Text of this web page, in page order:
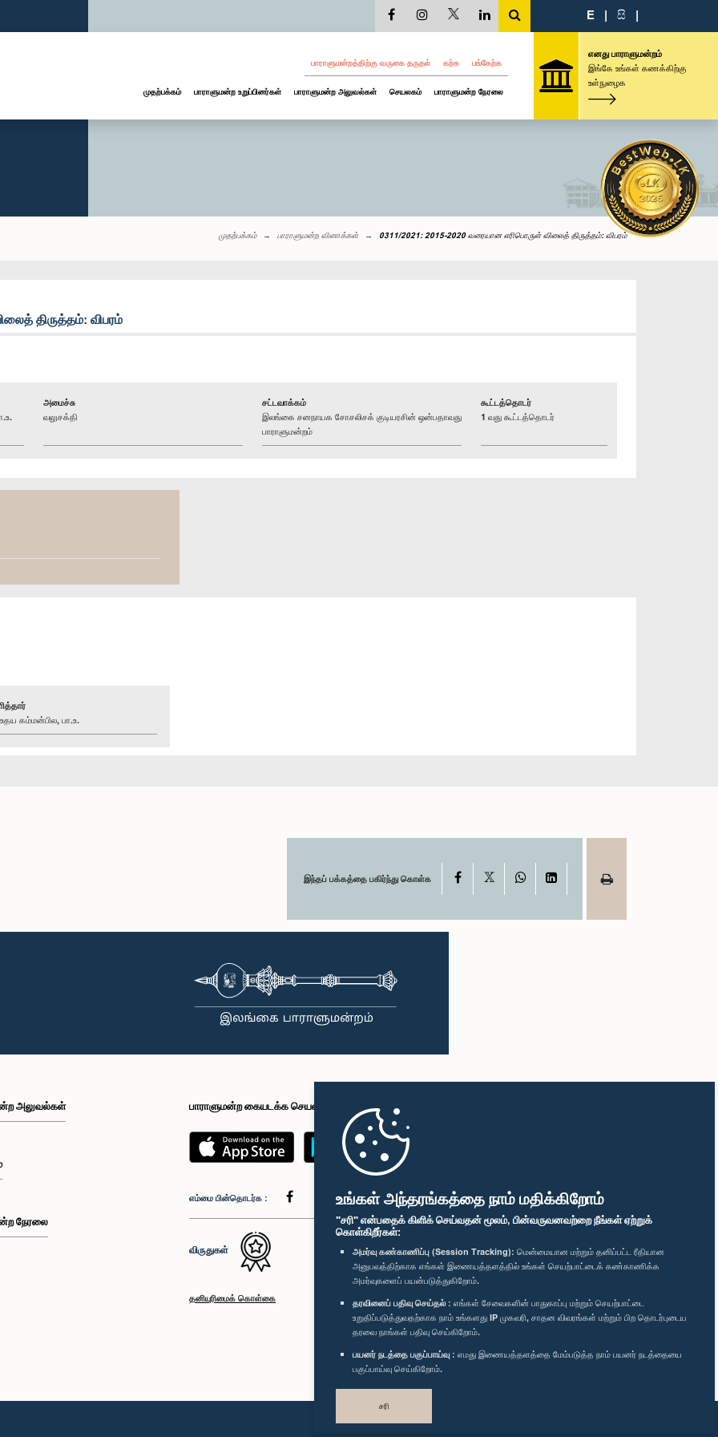
உங்கள் அந்தரங்கத்தை நாம் மதிக்கிறோம்
"சரி" என்பதைக் கிளிக் செய்வதன் மூலம், பின்வருவனவற்றை நீங்கள் ஏற்றுக்
கொள்கிறீர்கள்:
அமர்வு கண்காணிப்பு (Session Tracking): மென்மையான மற்றும் தனிப்பட்ட ரீதியான
அனுபவத்திற்காக எங்கள் இணையத்தளத்தில் உங்கள் செயற்பாட்டைக் கண்காணிக்க
அமர்வுகளைப் பயன்படுத்துகிறோம்.
தரவினைப் பதிவு செய்தல் : எங்கள் சேவைகளின் பாதுகாப்பு மற்றும் செயற்பாட்டை
உறுதிப்படுத்துவதற்காக நாம் உங்களது IP முகவரி, சாதன விவரங்கள் மற்றும் பிற தொடர்புடைய
தரவை நாங்கள் பதிவு செய்கிறோம்.
பயனர் நடத்தை பகுப்பாய்வு : எமது இணையத்தளத்தை மேம்படுத்த நாம் பயனர் நடத்தையை
பகுப்பாய்வு செய்கிறோம்.
சரி
E | සි |
பாராளுமன்றத்திற்கு வருகை தருதல் கற்க பங்கேற்க
முதற்பக்கம் பாராளுமன்ற உறுப்பினர்கள் பாராளுமன்ற அலுவல்கள் செயலகம் பாராளுமன்ற நேரலை
எனது பாராளுமன்றம்
இங்கே உங்கள் கணக்கிற்கு
உள்நுழைக
முதற்பக்கம் பாராளுமன்ற வினாக்கள் 0311/2021: 2015-2020 வரையான எரிபொருள் விலைத் திருத்தம்: விபரம்
திருத்தம்: விபரம்
அமைச்சு
வலுசக்தி
சட்டவாக்கம்
இலங்கை சனநாயக சோசலிசக் குடியரசின் ஒன்பதாவது
பாராளுமன்றம்
கூட்டத்தொடர்
1 வது கூட்டத்தொடர்
கம்மன்பில, பா.உ.
இந்தப் பக்கத்தை பகிர்ந்து கொள்க Facebook WhatsAppLinkedIn
அலுவல்கள்
நேரலை
பாராளுமன்ற கையடக்க செயலி
எம்மை பின்தொடர்க :
விருதுகள்
தனியுரிமைக் கொள்கை